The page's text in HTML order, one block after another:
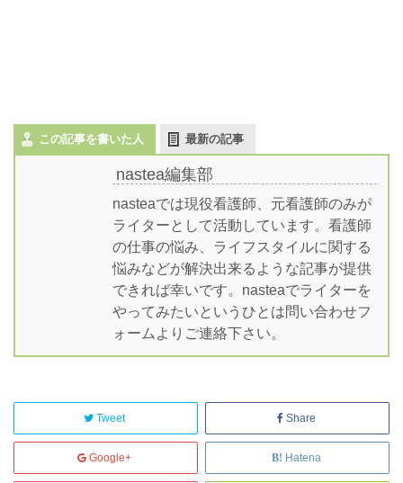
この記事を書いた人 最新の記事
nastea編集部
nasteaでは現役看護師、元看護師のみが
ライターとして活動しています。看護師
の仕事の悩み、ライフスタイルに関する
悩みなどが解決出来るような記事が提供
できれば幸いです。nasteaでライターを
やってみたいというひとは問い合わせフ
ォームよりご連絡下さい。
Tweet Share
Google+ Hatena